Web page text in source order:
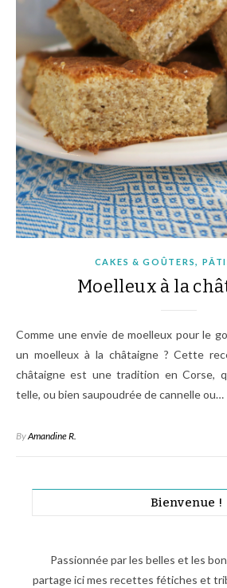
CAKES & GOÛTERS,
Moelleux à la
Comme une envie de moelleux pour le goûter… et pourquoi pas
un moelleux à la châtaigne ? Cette
châtaigne est une tradition en Corse,
telle, ou bien saupoudrée de cannelle ou…
ByAmandine R.
Bienvenue !
Passionnée par les belles et les
partage ici mes recettes fétiches et